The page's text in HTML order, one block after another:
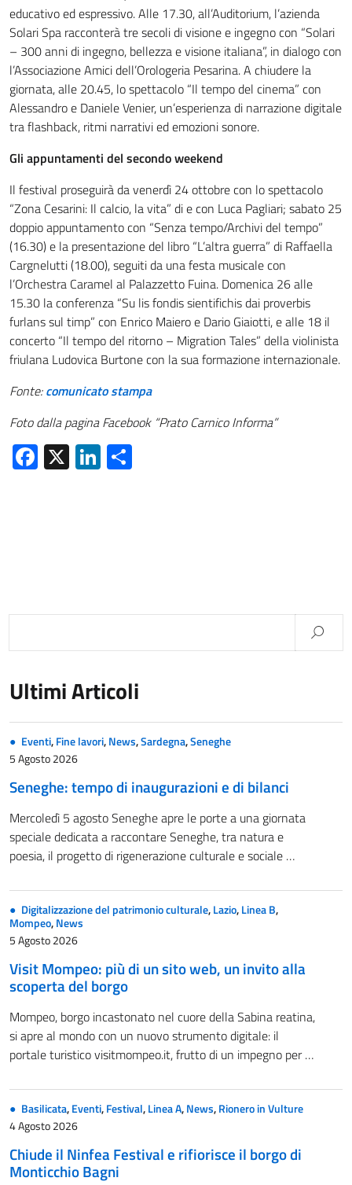
educativo ed espressivo. Alle 17.30, all’Auditorium, l’azienda
Solari Spa racconterà tre secoli di visione e ingegno con “Solari
– 300 anni di ingegno, bellezza e visione italiana”, in dialogo con
l’Associazione Amici dell’Orologeria Pesarina. A chiudere la
giornata, alle 20.45, lo spettacolo “Il tempo del cinema” con
Alessandro e Daniele Venier, un’esperienza di narrazione digitale
tra flashback, ritmi narrativi ed emozioni sonore.
Gli appuntamenti del secondo weekend
Il festival proseguirà da venerdì 24 ottobre con lo spettacolo
“Zona Cesarini: Il calcio, la vita” di e con Luca Pagliari; sabato 25
doppio appuntamento con “Senza tempo/Archivi del tempo”
(16.30) e la presentazione del libro “L’altra guerra” di Raffaella
Cargnelutti (18.00), seguiti da una festa musicale con
l’Orchestra Caramel al Palazzetto Fuina. Domenica 26 alle
15.30 la conferenza “Su lis fondis sientifichis dai proverbis
furlans sul timp” con Enrico Maiero e Dario Giaiotti, e alle 18 il
concerto “Il tempo del ritorno – Migration Tales” della violinista
friulana Ludovica Burtone con la sua formazione internazionale.
Fonte:comunicato stampa
Foto dalla pagina Facebook “Prato Carnico Informa”
Facebook
X LinkedIn
Ultimi Articoli
Eventi,Fine lavori,News,Sardegna,Seneghe
5 Agosto 2026
Seneghe: tempo di inaugurazioni e di bilanci
Mercoledì 5 agosto Seneghe apre le porte a una giornata
speciale dedicata a raccontare Seneghe, tra natura e
poesia, il progetto di rigenerazione culturale e sociale …
Digitalizzazione del patrimonio culturale,Lazio,Linea B,
Mompeo,News
5 Agosto 2026
Visit Mompeo: più di un sito web, un invito alla
scoperta del borgo
Mompeo, borgo incastonato nel cuore della Sabina reatina,
si apre al mondo con un nuovo strumento digitale: il
portale turistico visitmompeo.it, frutto di un impegno per …
Basilicata,Eventi,Festival,Linea A,News,Rionero in Vulture
4 Agosto 2026
Chiude il Ninfea Festival e rifiorisce il borgo di
Monticchio Bagni